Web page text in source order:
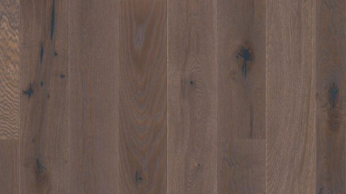
Click to enlarge